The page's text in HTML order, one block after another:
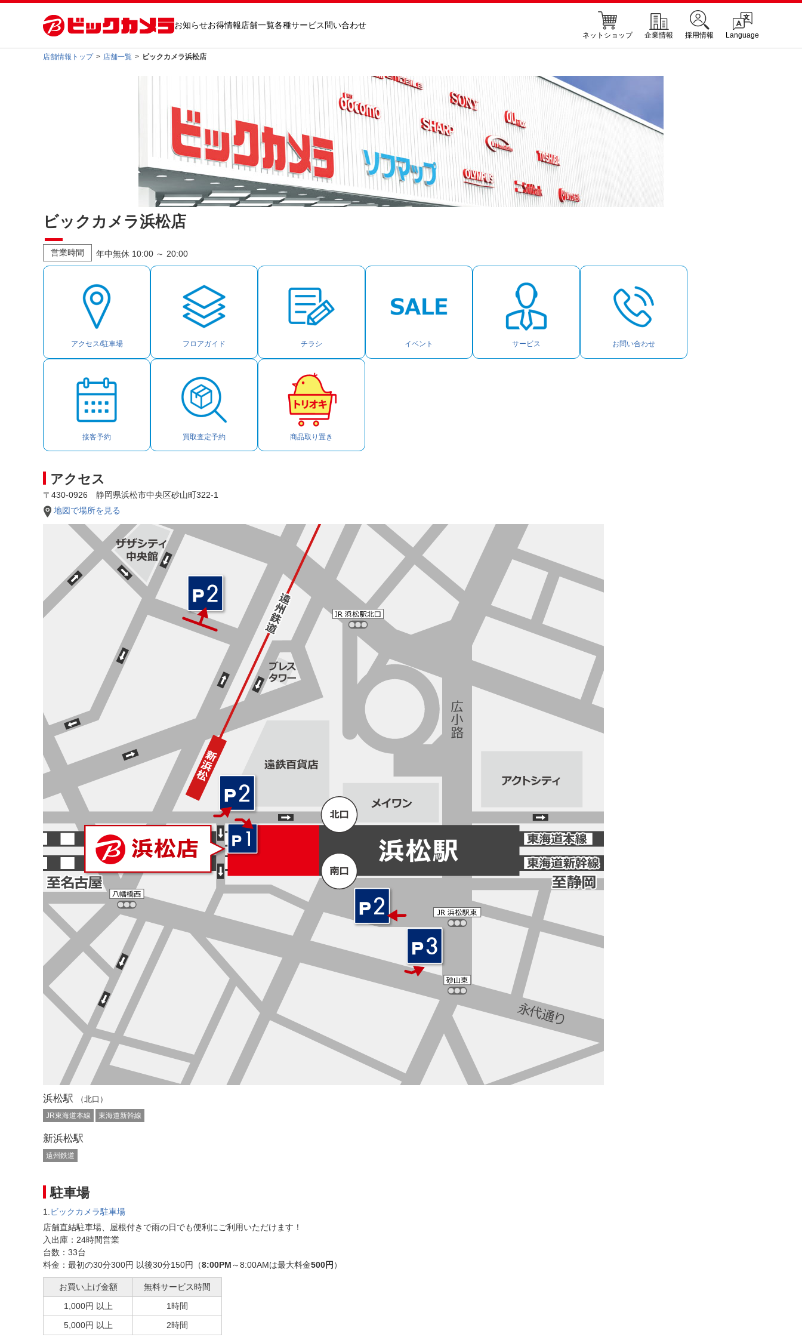
お知らせお得情報店舗一覧各種サービス 問い合わせ
ネットショップ 企業情報 採用情報 Language
店舗情報トップ 店舗一覧 ビックカメラ浜松店
ビックカメラ浜松店
営業時間 年中無休 10:00 ～ 20:00
アクセス/駐車場 フロアガイド チラシ イベント サービス お問い合わせ
接客予約 買取査定予約 商品取り置き
アクセス
〒430-0926 静岡県浜松市中央区砂山町322-1
地図で場所を見る
浜松駅 （北口）
JR東海道本線 東海道新幹線
新浜松駅
遠州鉄道
駐車場
1. ビックカメラ駐車場
店舗直結駐車場、屋根付きで雨の日でも便利にご利用いただけます！
入出庫：24時間営業
台数：33台
料金：最初の30分300円 以後30分150円（8:00PM ～8:00AMは最大料金500円 ）
お買い上げ金額
無料サービス時間
1,000円 以上
1時間
5,000円 以上
2時間